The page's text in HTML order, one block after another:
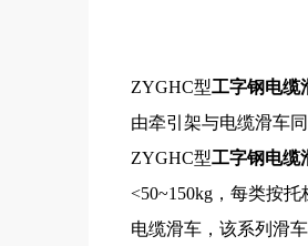
ZYGHC型工字钢电缆
由牵引架与电缆滑车
ZYGHC型工字钢电缆
<50~150kg，每类按
电缆滑车，该系列滑